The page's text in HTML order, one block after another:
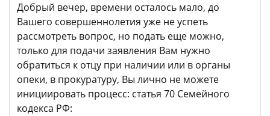
Добрый вечер, времени осталось мало, до
Вашего совершеннолетия уже не успеть
рассмотреть вопрос, но подать еще можно,
только для подачи заявления Вам нужно
обратиться к отцу при наличии или в органы
опеки, в прокуратуру, Вы лично не можете
инициировать процесс: статья 70 Семейного
кодекса РФ: